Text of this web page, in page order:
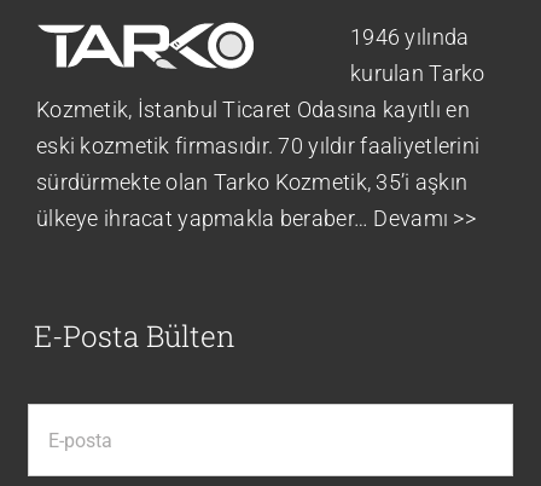
1946 yılında
kurulan Tarko
Kozmetik, İstanbul Ticaret Odasına kayıtlı en
eski kozmetik firmasıdır. 70 yıldır faaliyetlerini
sürdürmekte olan Tarko Kozmetik, 35’i aşkın
ülkeye ihracat yapmakla beraber… Devamı >>
E-Posta Bülten